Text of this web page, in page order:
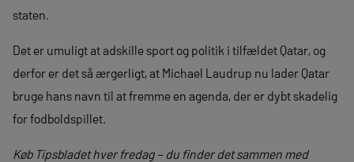
staten.
Det er umuligt at adskille sport og politik i tilfældet Qatar, og
derfor er det så ærgerligt, at Michael Laudrup nu lader Qatar
bruge hans navn til at fremme en agenda, der er dybt skadelig
for fodboldspillet.
Køb Tipsbladet hver fredag – du finder det sammen med